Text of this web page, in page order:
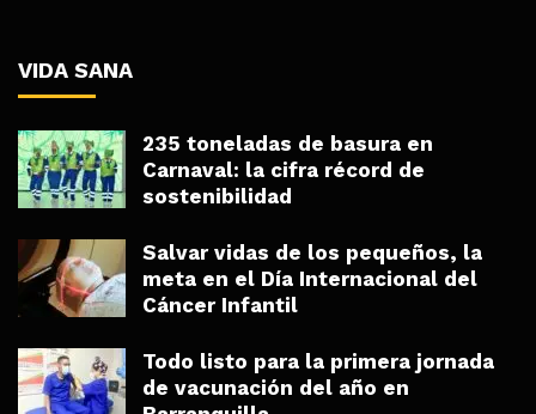
VIDA SANA
235 toneladas de basura en
Carnaval: la cifra récord de
sostenibilidad
Salvar vidas de los pequeños, la
meta en el Día Internacional del
Cáncer Infantil
Todo listo para la primera jornada
de vacunación del año en